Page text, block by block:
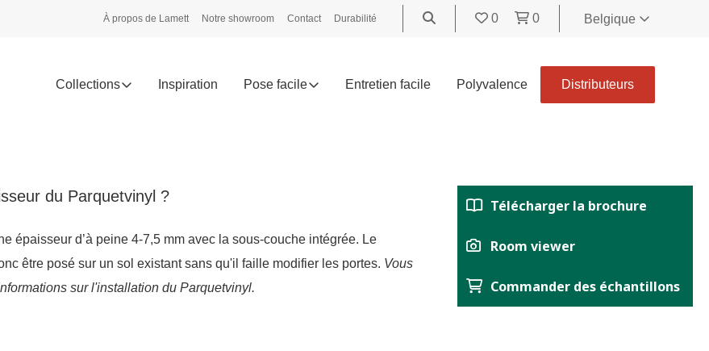
À propos de Lamett Notre showroom Contact Durabilité 0 0
Belgique
United
Kingdom
Nederland
Français
Italiano
Svenska
Collections Inspiration Pose facile Entretien facile Polyvalence Distributeurs
du Parquetvinyl ?
épaisseur d’à peine 4-7,5 mm avec la sous-couche intégrée. Le
être posé sur un sol existant sans qu'il faille modifier les portes. Vous
sur l'installation du Parquetvinyl.
Télécharger la brochure
Room viewer
Commander des échantillons